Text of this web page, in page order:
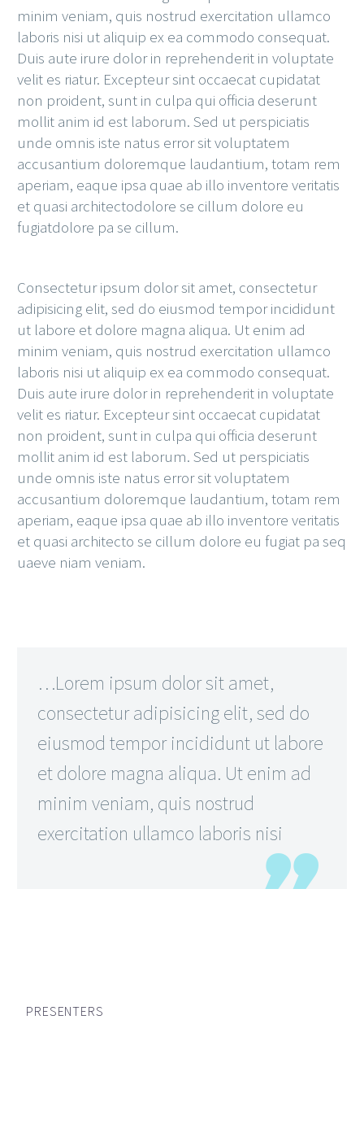
minim veniam, quis nostrud exercitation ullamco
laboris nisi ut aliquip ex ea commodo consequat.
Duis aute irure dolor in reprehenderit in voluptate
velit es riatur. Excepteur sint occaecat cupidatat
non proident, sunt in culpa qui officia deserunt
mollit anim id est laborum. Sed ut perspiciatis
unde omnis iste natus error sit voluptatem
accusantium doloremque laudantium, totam rem
aperiam, eaque ipsa quae ab illo inventore veritatis
et quasi architectodolore se cillum dolore eu
fugiatdolore pa se cillum.
Consectetur ipsum dolor sit amet, consectetur
adipisicing elit, sed do eiusmod tempor incididunt
ut labore et dolore magna aliqua. Ut enim ad
minim veniam, quis nostrud exercitation ullamco
laboris nisi ut aliquip ex ea commodo consequat.
Duis aute irure dolor in reprehenderit in voluptate
velit es riatur. Excepteur sint occaecat cupidatat
non proident, sunt in culpa qui officia deserunt
mollit anim id est laborum. Sed ut perspiciatis
unde omnis iste natus error sit voluptatem
accusantium doloremque laudantium, totam rem
aperiam, eaque ipsa quae ab illo inventore veritatis
et quasi architecto se cillum dolore eu fugiat pa seq
uaeve niam veniam.
…Lorem ipsum dolor sit amet,
consectetur adipisicing elit, sed do
eiusmod tempor incididunt ut labore
et dolore magna aliqua. Ut enim ad
minim veniam, quis nostrud
exercitation ullamco laboris nisi
PRESENTERS